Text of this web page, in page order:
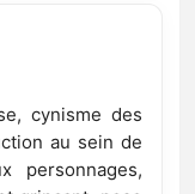
cynisme des
au sein de
personnages,